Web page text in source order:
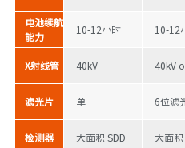
电池续航
能力
10-12小时 10-12
X射线管 40kV 40kV
滤光片 单一 6位滤
检测器 大面积 SDD 大面积